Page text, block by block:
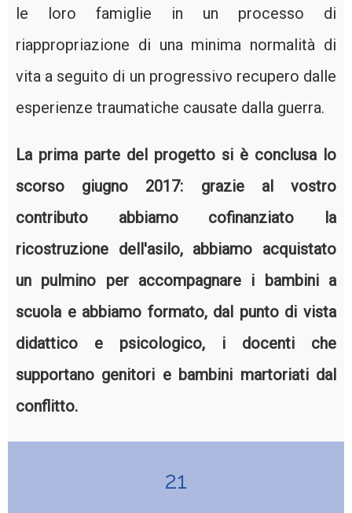
le loro famiglie in un processo di
riappropriazione di una minima normalità di
vita a seguito di un progressivo recupero dalle
esperienze traumatiche causate dalla guerra.
La prima parte del progetto si è conclusa lo
scorso giugno 2017: grazie al vostro
contributo abbiamo cofinanziato la
ricostruzione dell'asilo, abbiamo acquistato
un pulmino per accompagnare i bambini a
scuola e abbiamo formato, dal punto di vista
didattico e psicologico, i docenti che
supportano genitori e bambini martoriati dal
conflitto.
21